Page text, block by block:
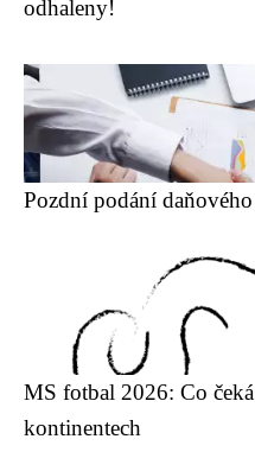
odhaleny!
Pozdní podání
MS fotbal 2026: Co
kontinentech